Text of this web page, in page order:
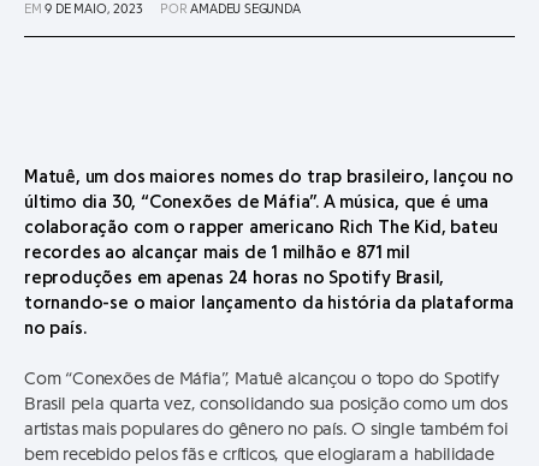
EM9 DE MAIO, 2023 PORAMADEU SEGUNDA
Matuê, um dos maiores nomes do trap brasileiro, lançou no
último dia 30, “Conexões de Máfia”. A música, que é uma
colaboração com o rapper americano Rich The Kid, bateu
recordes ao alcançar mais de 1 milhão e 871 mil
reproduções em apenas 24 horas no Spotify Brasil,
tornando-se o maior lançamento da história da plataforma
no país.
Com “Conexões de Máfia”, Matuê alcançou o topo do Spotify
Brasil pela quarta vez, consolidando sua posição como um dos
artistas mais populares do gênero no país. O single também foi
bem recebido pelos fãs e críticos, que elogiaram a habilidade